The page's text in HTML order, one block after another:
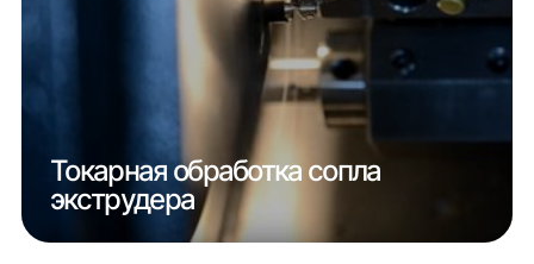
Токарная обработка сопла
экструдера